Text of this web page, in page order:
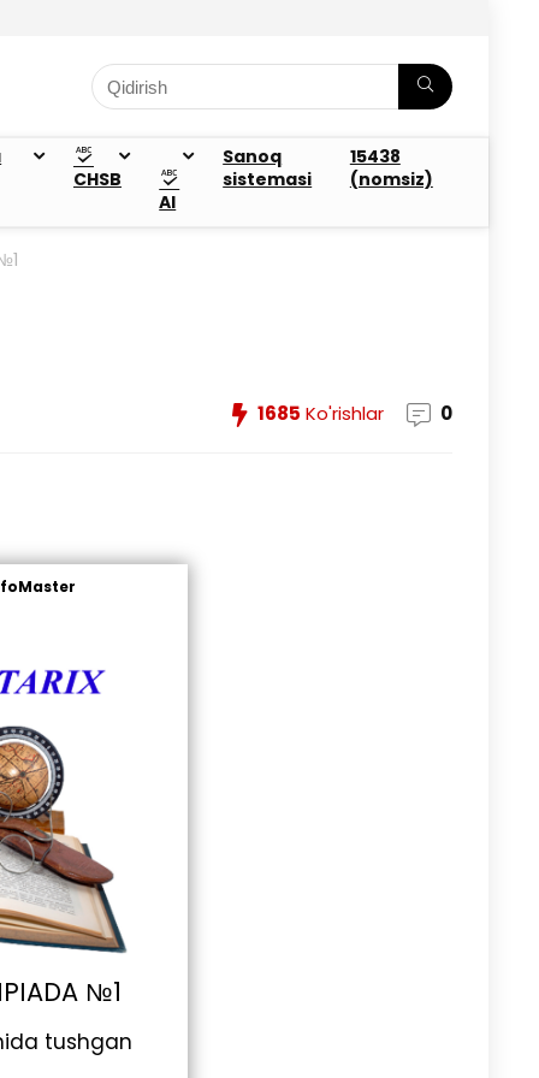
CHSB
AI
Sanoq
sistemasi
15438
(nomsiz)
1685 Ko'rishlar 0
№1
tushgan